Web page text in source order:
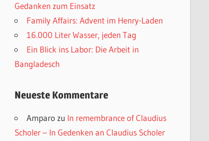
Gedanken zum Einsatz
Family Affairs: Advent im Henry-Laden
16.000 Liter Wasser, jeden Tag
Ein Blick ins Labor: Die Arbeit in
Bangladesch
Neueste Kommentare
Amparo zu In remembrance of Claudius
Scholer – In Gedenken an Claudius Scholer